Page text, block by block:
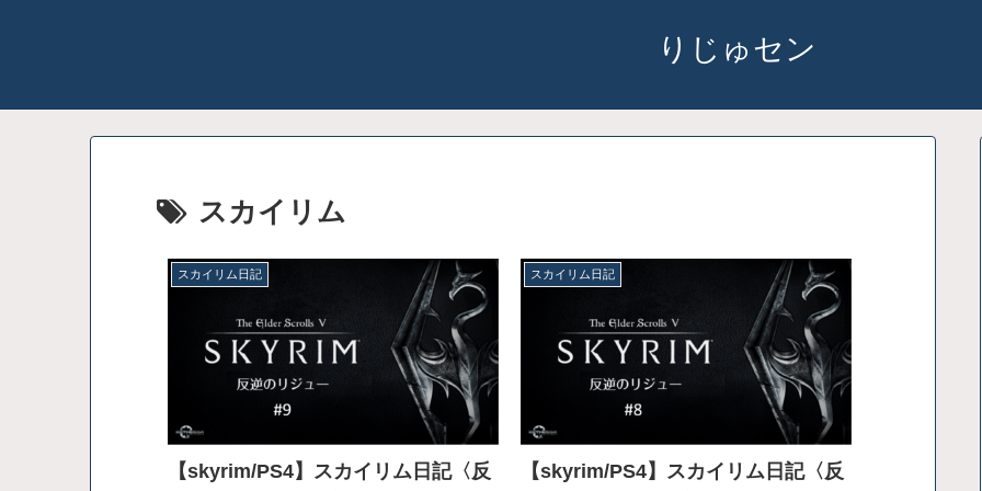
りじゅセン
スカイリム
スカイリム日記
【skyrim/PS4】スカイリム日記〈反
スカイリム日記
【skyrim/PS4】スカイリム日記〈反